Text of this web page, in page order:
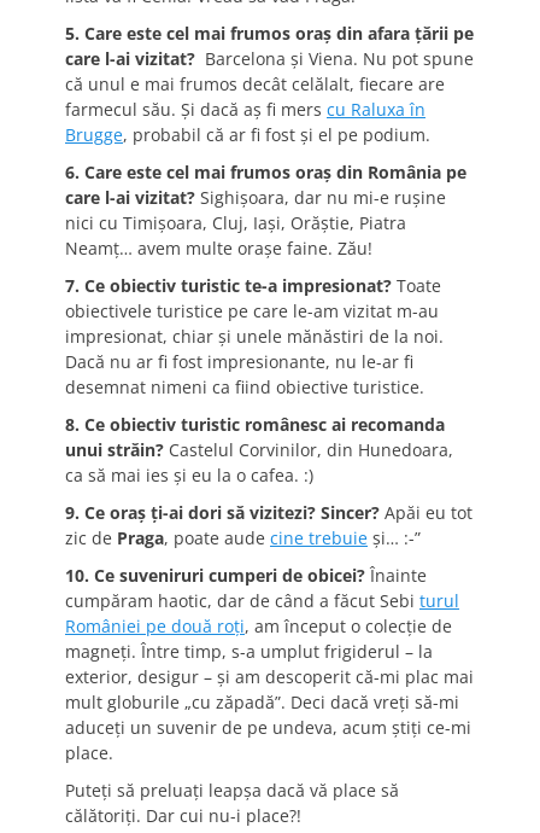
5. Care este cel mai frumos oraş din afara ţării pe
care l-ai vizitat? Barcelona şi Viena. Nu pot spune
că unul e mai frumos decât celălalt, fiecare are
farmecul său. Şi dacă aş fi mers cu Raluxa în
Brugge, probabil că ar fi fost şi el pe podium.
6. Care este cel mai frumos oraş din România pe
care l-ai vizitat? Sighişoara, dar nu mi-e ruşine
nici cu Timişoara, Cluj, Iaşi, Orăştie, Piatra
Neamţ… avem multe oraşe faine. Zău!
7. Ce obiectiv turistic te-a impresionat? Toate
obiectivele turistice pe care le-am vizitat m-au
impresionat, chiar şi unele mănăstiri de la noi.
Dacă nu ar fi fost impresionante, nu le-ar fi
desemnat nimeni ca fiind obiective turistice.
8. Ce obiectiv turistic românesc ai recomanda
unui străin? Castelul Corvinilor, din Hunedoara,
ca să mai ies şi eu la o cafea. :)
9. Ce oraş ţi-ai dori să vizitezi? Sincer? Apăi eu tot
zic de Praga, poate aude cine trebuie şi… :-”
10. Ce suveniruri cumperi de obicei? Înainte
cumpăram haotic, dar de când a făcut Sebi turul
României pe două roţi, am început o colecţie de
magneţi. Între timp, s-a umplut frigiderul – la
exterior, desigur – şi am descoperit că-mi plac mai
mult globurile „cu zăpadă”. Deci dacă vreţi să-mi
aduceţi un suvenir de pe undeva, acum ştiţi ce-mi
place.
Puteţi să preluaţi leapşa dacă vă place să
călătoriţi. Dar cui nu-i place?!